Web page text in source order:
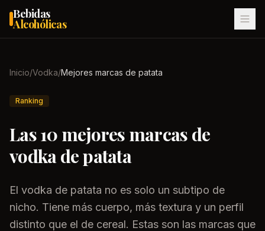
Bebidas
Alcohólicas
Inicio/Vodka/Mejores marcas de patata
Ranking
Las 10 mejores marcas de
vodka de patata
El vodka de patata no es solo un subtipo de
nicho. Tiene más cuerpo, más textura y un perfil
distinto que el de cereal. Estas son las marcas que